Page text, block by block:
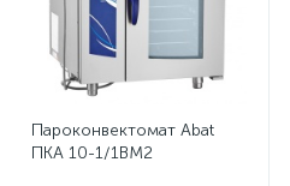
Пароконвектомат Abat
ПКА 10-1/1ВМ2